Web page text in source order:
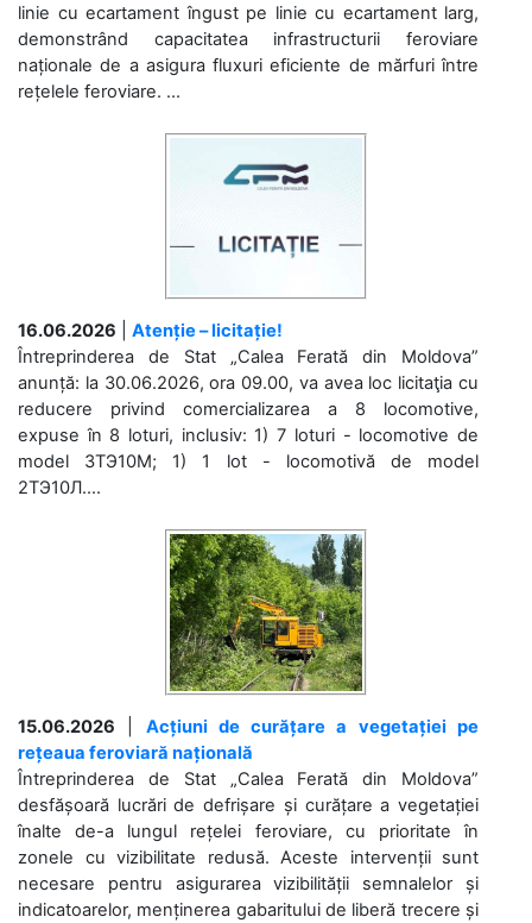
linie cu ecartament îngust pe linie cu ecartament larg,
demonstrând capacitatea infrastructurii feroviare
naționale de a asigura fluxuri eficiente de mărfuri între
rețelele feroviare. ...
16.06.2026
Atenție – licitație!
Întreprinderea de Stat „Calea Ferată din Moldova”
anunță: la 30.06.2026, ora 09.00, va avea loc licitaţia cu
reducere privind comercializarea a 8 locomotive,
expuse în 8 loturi, inclusiv: 1) 7 loturi - locomotive de
model 3ТЭ10М; 1) 1 lot - locomotivă de model
2ТЭ10Л....
15.06.2026
Acțiuni de curățare a vegetației pe
rețeaua feroviară națională
Întreprinderea de Stat „Calea Ferată din Moldova”
desfășoară lucrări de defrișare și curățare a vegetației
înalte de-a lungul rețelei feroviare, cu prioritate în
zonele cu vizibilitate redusă. Aceste intervenții sunt
necesare pentru asigurarea vizibilității semnalelor și
indicatoarelor, menținerea gabaritului de liberă trecere și